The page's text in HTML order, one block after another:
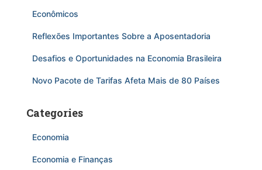
Econômicos
Reflexões Importantes Sobre a Aposentadoria
Desafios e Oportunidades na Economia Brasileira
Novo Pacote de Tarifas Afeta Mais de 80 Países
Categories
Economia
Economia e Finanças